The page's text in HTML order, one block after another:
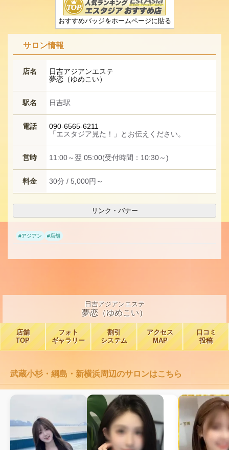
おすすめバッジをホームページに貼る
サロン情報
店名
日吉アジアンエステ
夢恋（ゆめこい）
駅名 日吉駅
電話
090-6565-6211
「エスタジア見た！」とお伝えください。
営時 11:00～翌 05:00(受付時間：10:30～)
料金 30分 / 5,000円～
リンク・バナー
#アジアン #店舗
日吉アジアンエステ
夢恋（ゆめこい）
店舗
TOP
フォト
ギャラリー
割引
システム
アクセス
MAP
口コミ
投稿
武蔵小杉・綱島・新横浜周辺のサロンはこちら